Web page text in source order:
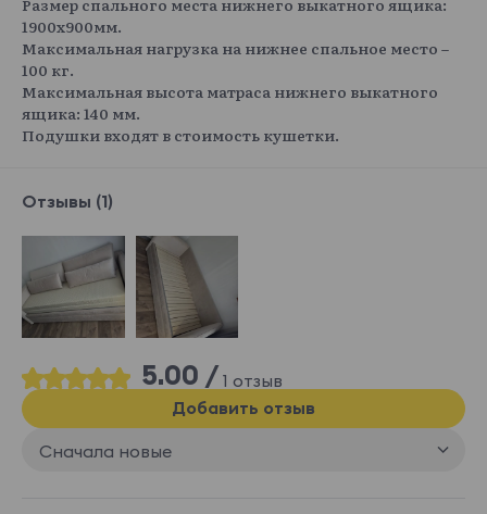
1900х900мм.
Максимальная нагрузка на нижнее спальное место –
100 кг.
Максимальная высота матраса нижнего выкатного
ящика: 140 мм.
Подушки входят в стоимость кушетки.
Отзывы (1)
5.00 / 1 отзыв
Сначала новые
Добавить отзыв